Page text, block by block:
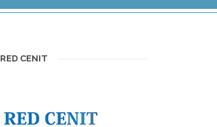
RED CENIT